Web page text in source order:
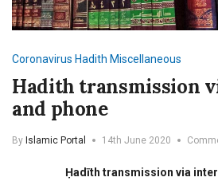
Coronavirus Hadith Miscellaneous
Hadith transmission
and phone
By Islamic Portal 14th June 2020
Ḥadīth transmission via